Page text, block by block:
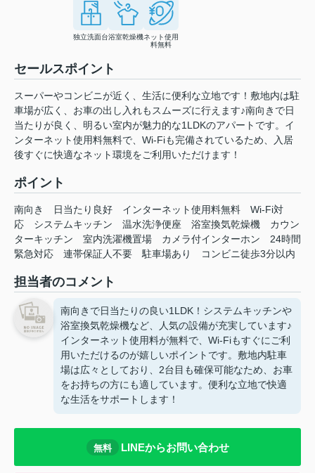
独立洗面台浴室乾燥機ネット使用
料無料
セールスポイント
スーパーやコンビニが近く、生活に便利な立地です！敷地内は駐
車場が広く、お車の出し入れもスムーズに行えます♪南向きで日
当たりが良く、明るい室内が魅力的な1LDKのアパートです。イ
ンターネット使用料無料で、Wi-Fiも完備されているため、入居
後すぐに快適なネット環境をご利用いただけます！
ポイント
南向き 日当たり良好 インターネット使用料無料
Wi-Fi対
応
システムキッチン 温水洗浄便座 浴室換気乾燥機
カウン
ターキッチン
室内洗濯機置場 カメラ付インターホン
24時間
緊急対応
連帯保証人不要 駐車場あり コンビニ徒歩3分以内
担当者のコメント
南向きで日当たりの良い1LDK！システムキッチンや
浴室換気乾燥機など、人気の設備が充実しています♪
インターネット使用料が無料で、Wi-Fiもすぐにご利
用いただけるのが嬉しいポイントです。敷地内駐車
場は広々としており、2台目も確保可能なため、お車
をお持ちの方にも適しています。便利な立地で快適
な生活をサポートします！
無料 LINEからお問い合わせ